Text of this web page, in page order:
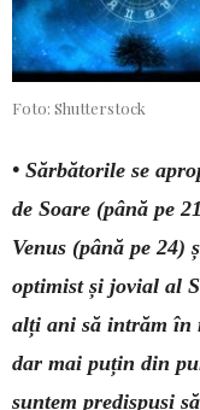
Foto: Shutterstock
• Sărbătorile se
de Soare (până pe
Venus (până pe 24)
optimist și jovial al
alți ani să intrăm în
dar mai puțin din
suntem predispuși